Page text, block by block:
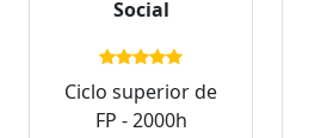
Social
Ciclo superior de
FP - 2000h